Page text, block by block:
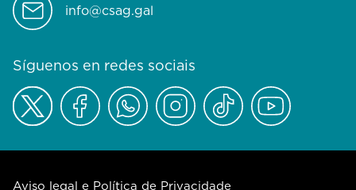
info@csag.gal
Síguenos en redes sociais
Aviso legal e Política de Privacidade